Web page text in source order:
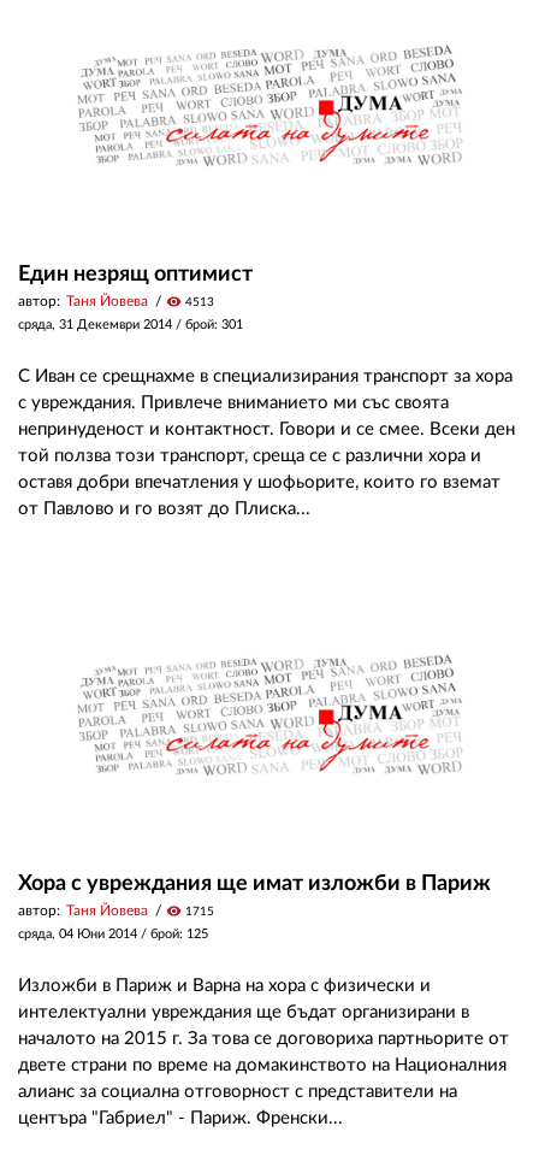
Един незрящ оптимист
автор: Таня Йовева visibility 4513
сряда, 31 Декември 2014 / брой: 301
С Иван се срещнахме в специализирания транспорт за хора
с увреждания. Привлече вниманието ми със своята
непринуденост и контактност. Говори и се смее. Всеки ден
той ползва този транспорт, среща се с различни хора и
оставя добри впечатления у шофьорите, които го вземат
от Павлово и го возят до Плиска...
Хора с увреждания ще имат изложби в Париж
автор: Таня Йовева visibility 1715
сряда, 04 Юни 2014 / брой: 125
Изложби в Париж и Варна на хора с физически и
интелектуални увреждания ще бъдат организирани в
началото на 2015 г. За това се договориха партньорите от
двете страни по време на домакинството на Националния
алианс за социална отговорност с представители на
центъра "Габриел" - Париж. Френски...
ЗА НАС
АВТОРИ
РЕДАКЦИЯ
ПОЛИТИКА ЗА БИСКВИТКИТЕ
ПОЛИТИКАТА ЗА
ПОВЕРИТЕЛНОСТ